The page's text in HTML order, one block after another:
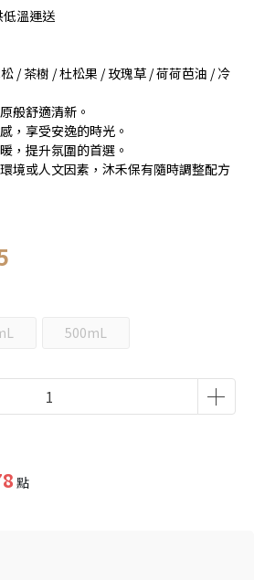
溫運送
/ 茶樹 / 杜松果 / 玫瑰草 / 荷荷芭油 / 冷
般舒適清新。
，享受安逸的時光。
，提升氛圍的首選。
境或人文因素，沐禾保有隨時調整配方
500mL
點